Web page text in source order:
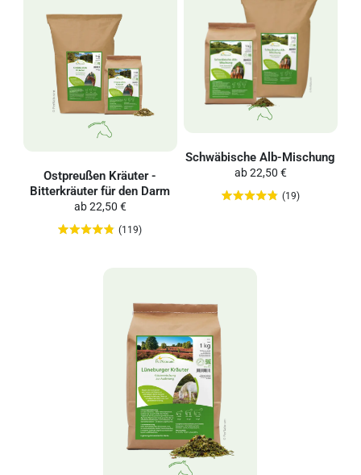
Ostpreußen Kräuter -
Bitterkräuter für den Darm
ab22,50 €
(119)
Schwäbische Alb-Mischung
ab22,50 €
(19)